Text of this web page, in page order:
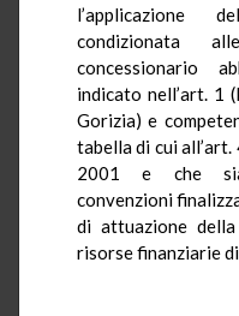
l’applicazione
condizionata
concessionario
indicato nell’art. 1
Gorizia) e
tabella di cui
2001 e che
convenzioni
di attuazione
risorse finanziarie